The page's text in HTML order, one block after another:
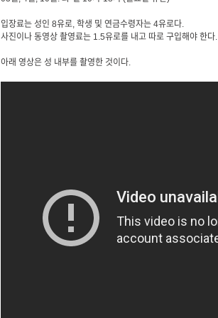
입장료는 성인 8유로, 학생 및 연금수령자는 4유로다.
사진이나 동영상 촬영료는 1.5유로를 내고 따로 구입해야 한다.
아래 영상은 성 내부를 촬영한 것이다.